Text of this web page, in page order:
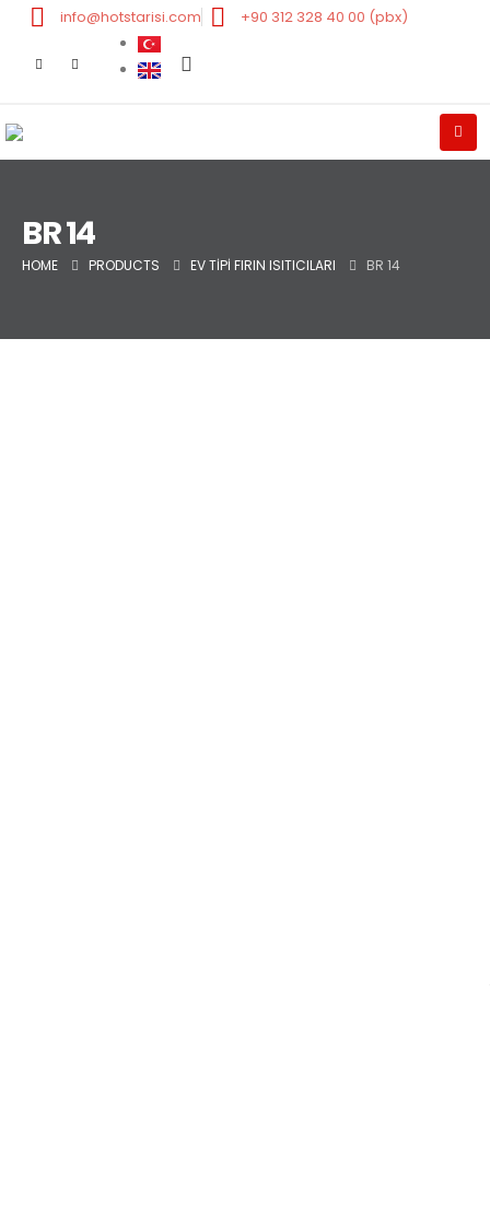
info@hotstarisi.com +90 312 328 40 00 (pbx)
BR 14
HOME PRODUCTS EV TIPI FIRIN ISITICILARI BR 14